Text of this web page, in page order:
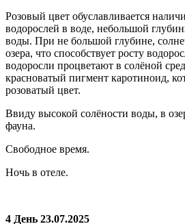
Розовый цвет обуславливается
водорослей в воде, небольшой
воды. При не большой глубине,
озера, что способствует росту
водоросли процветают в солёной
красноватый пигмент каротиноид,
розоватый цвет.
Ввиду высокой солёности воды, в
фауна.
Свободное время.
Ночь в отеле.
4 День 23.07.2025